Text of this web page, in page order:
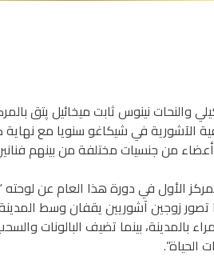
والنحات نينوس ثابت ميخائيل پتق
الآشورية في شيكاغو سنويا مع
أعضاء من جنسيات مختلفة من بينهم
الأول في دورة هذا العام عن
تصور زوجين آشوريين يقفان وسط
بالمدينة، بينما تضيف البالونات
الحياة”.